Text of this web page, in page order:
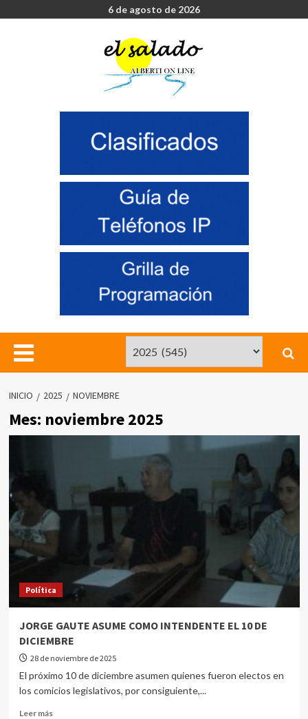
6 de agosto de 2026
INICIO 2025 NOVIEMBRE
Mes: noviembre 2025
Política
JORGE GAUTE ASUME COMO INTENDENTE EL 10 DE
DICIEMBRE
28 de noviembre de 2025
El próximo 10 de diciembre asumen quienes fueron electos en
los comicios legislativos, por consiguiente,...
Leer más